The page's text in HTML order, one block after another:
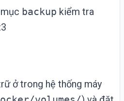
backup kiểm tra
ở trong hệ thống máy